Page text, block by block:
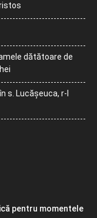
dătătoare de
s. Lucășeuca, r-l
pentru momentele